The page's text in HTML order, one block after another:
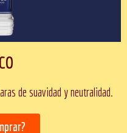
de suavidad y neutralidad.